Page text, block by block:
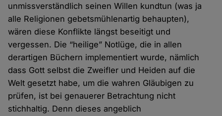
unmissverständlich seinen Willen kundtun (was ja
alle Religionen gebetsmühlenartig behaupten),
wären diese Konflikte längst beseitigt und
vergessen. Die “heilige” Notlüge, die in allen
derartigen Büchern implementiert wurde, nämlich
dass Gott selbst die Zweifler und Heiden auf die
Welt gesetzt habe, um die wahren Gläubigen zu
prüfen, ist bei genauerer Betrachtung nicht
stichhaltig. Denn dieses angeblich